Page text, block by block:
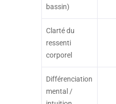
bassin)
Clarté du
ressenti
corporel
Différenciation
mental /